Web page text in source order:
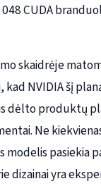
CUDA
skaidrėje
kad NVIDIA šį
dėlto produktų
Ne
modelis pasiekia
dizainai yra